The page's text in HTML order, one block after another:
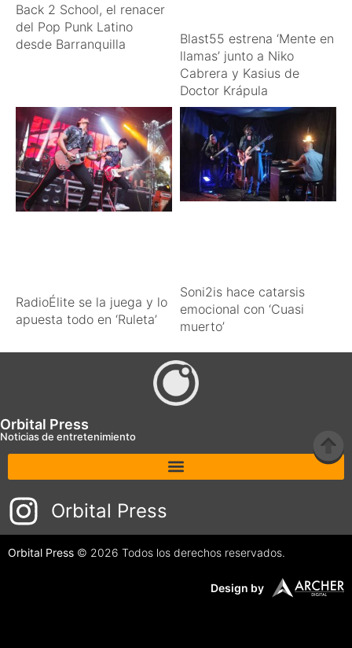
Back 2 School, el renacer
del Pop Punk Latino
desde Barranquilla
Blast55 estrena ‘Mente en
llamas’ junto a Niko
Cabrera y Kasius de
Doctor Krápula
RadioÉlite se la juega y lo
apuesta todo en ‘Ruleta’
Soni2is hace catarsis
emocional con ‘Cuasi
muerto’
Orbital Press
Noticias de entretenimiento
Orbital Press
Orbital Press © 2026 Todos los derechos reservados.
Design by